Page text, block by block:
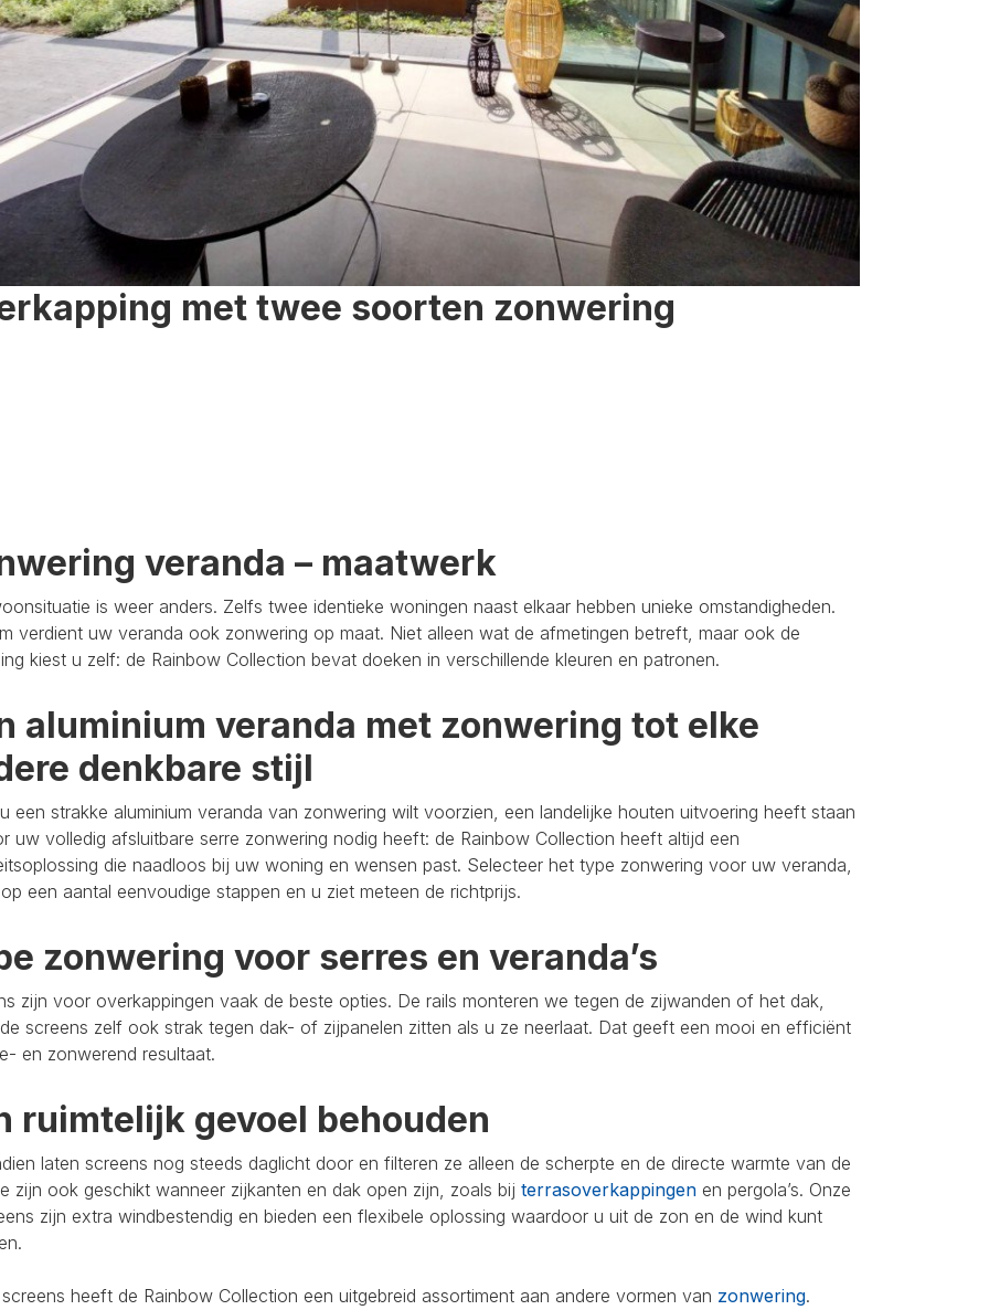
met twee soorten zonwering
veranda – maatwerk
is weer anders. Zelfs twee identieke woningen naast elkaar hebben unieke omstandigheden.
verdient uw veranda ook zonwering op maat. Niet alleen wat de afmetingen betreft, maar ook de
kiest u zelf: de Rainbow Collection bevat doeken in verschillende kleuren en patronen.
aluminium veranda met zonwering tot elke
denkbare stijl
een strakke aluminium veranda van zonwering wilt voorzien, een landelijke houten uitvoering heeft staan
uw volledig afsluitbare serre zonwering nodig heeft: de Rainbow Collection heeft altijd een
die naadloos bij uw woning en wensen past. Selecteer het type zonwering voor uw veranda,
een aantal eenvoudige stappen en u ziet meteen de richtprijs.
zonwering voor serres en veranda’s
zijn voor overkappingen vaak de beste opties. De rails monteren we tegen de zijwanden of het dak,
screens zelf ook strak tegen dak- of zijpanelen zitten als u ze neerlaat. Dat geeft een mooi en efficiënt
en zonwerend resultaat.
ruimtelijk gevoel behouden
laten screens nog steeds daglicht door en filteren ze alleen de scherpte en de directe warmte van de
zijn ook geschikt wanneer zijkanten en dak open zijn, zoals bij terrasoverkappingen en pergola’s. Onze
zijn extra windbestendig en bieden een flexibele oplossing waardoor u uit de zon en de wind kunt
heeft de Rainbow Collection een uitgebreid assortiment aan andere vormen van zonwering.